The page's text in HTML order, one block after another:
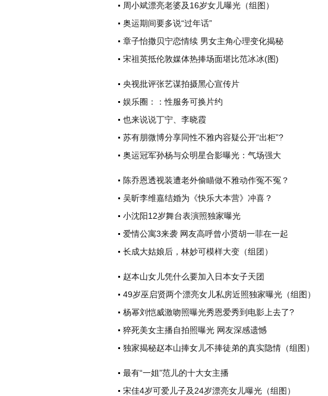
周小斌漂亮老婆及16岁女儿曝光（组图）
奥运期间要多说“过年话”
章子怡撒贝宁恋情续 男女主角心理变化揭秘
宋祖英抵伦敦媒体热捧场面堪比范冰冰(图)
央视批评张艺谋拍摄黑心宣传片
娱乐圈：：性服务可换片约
也来说说丁宁、李晓霞
苏有朋微博分享同性不雅内容疑公开“出柜”?
奥运冠军孙杨与众明星合影曝光：气场强大
陈乔恩透视装遭老外偷瞄做不雅动作冤不冤？
吴昕李维嘉结婚为《快乐大本营》冲喜？
小沈阳12岁舞台表演照独家曝光
爱情公寓3来袭 网友高呼曾小贤胡一菲在一起
长成大姑娘后，林妙可模样大变（组团）
赵本山女儿凭什么要加入日本女子天团
49岁巫启贤两个漂亮女儿私房近照独家曝光（组图）
杨幂刘恺威激吻照曝光秀恩爱秀到电影上去了?
猝死美女主播自拍照曝光 网友深感遗憾
独家揭秘赵本山捧女儿不捧徒弟的真实隐情（组图）
最有“一姐”范儿的十大女主播
宋佳4岁可爱儿子及24岁漂亮女儿曝光（组图）